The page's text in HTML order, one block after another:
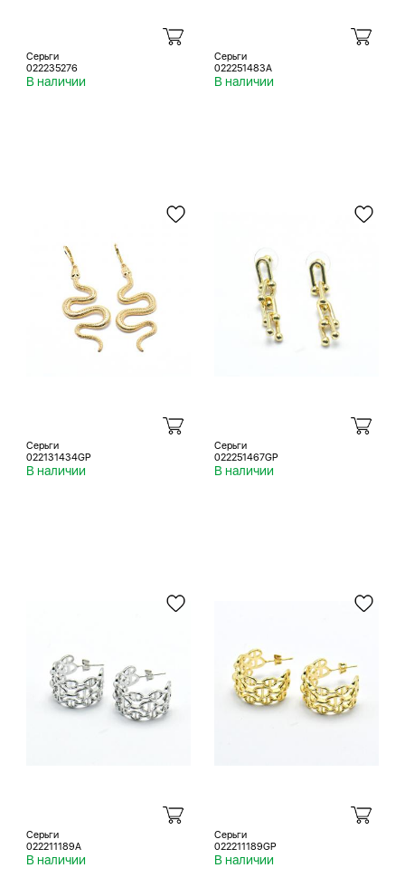
Серьги
022235276
В наличии
Серьги
022251483A
В наличии
Серьги
022131434GP
В наличии
Серьги
022251467GP
В наличии
Серьги
022211189A
В наличии
Серьги
022211189GP
В наличии